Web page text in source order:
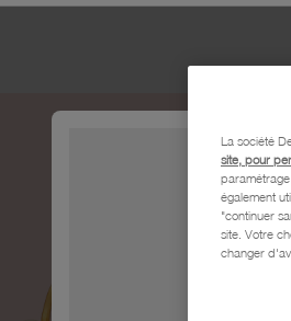
La société
site, pour
également
"continuer
site. Votre
changer